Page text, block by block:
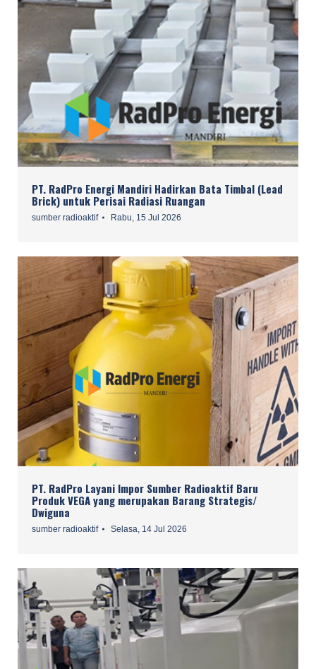
PT. RadPro Energi Mandiri Hadirkan Bata Timbal (Lead
Brick) untuk Perisai Radiasi Ruangan
sumber radioaktif Rabu, 15 Jul 2026
PT. RadPro Layani Impor Sumber Radioaktif Baru
Produk VEGA yang merupakan Barang Strategis/
Dwiguna
sumber radioaktif Selasa, 14 Jul 2026